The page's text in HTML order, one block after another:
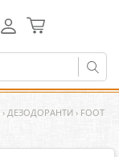
› ДЕЗОДОРАНТИ › FOOT